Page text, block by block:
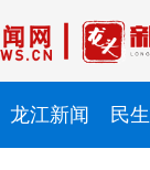
龙江新闻 民